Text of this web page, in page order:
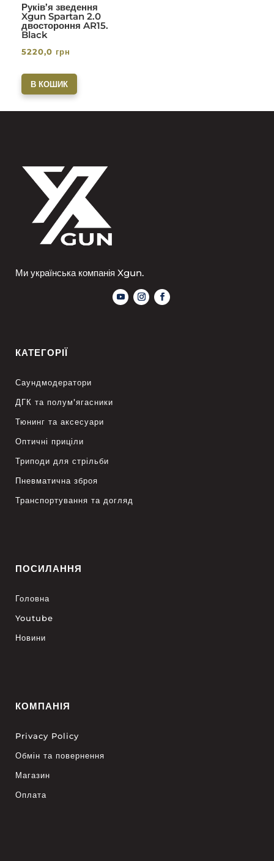
Руків’я зведення
Xgun Spartan 2.0
двостороння AR15.
Black
5220,0 грн
В КОШИК
Ми українська компанія Xgun.
КАТЕГОРІЇ
Саундмодератори
ДГК та полум’ягасники
Тюнинг та аксесуари
Оптичні приціли
Триподи для стрільби
Пневматична зброя
Транспортування та догляд
ПОСИЛАННЯ
Головна
Youtube
Новини
КОМПАНІЯ
Privacy Policy
Обмін та повернення
Магазин
Оплата